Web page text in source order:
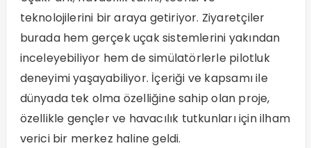
teknolojilerini bir araya getiriyor. Ziyaretçiler
burada hem gerçek uçak sistemlerini yakından
inceleyebiliyor hem de simülatörlerle pilotluk
deneyimi yaşayabiliyor. İçeriği ve kapsamı ile
dünyada tek olma özelliğine sahip olan proje,
özellikle gençler ve havacılık tutkunları için ilham
verici bir merkez haline geldi.